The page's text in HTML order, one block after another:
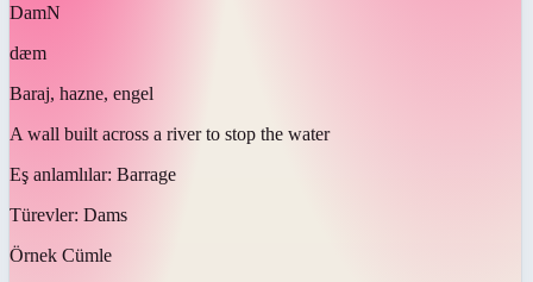
DamN
dæm
Baraj, hazne, engel
A wall built across a river to stop the water
Eş anlamlılar: Barrage
Türevler: Dams
Örnek Cümle